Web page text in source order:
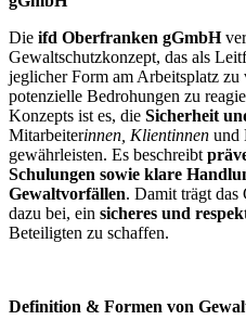
Die ifd Oberfranken gGmbH
Gewaltschutzkonzept, das als
jeglicher Form am Arbeitsplatz zu
potenzielle Bedrohungen zu
Konzepts ist es, die Sicherheit
Mitarbeiterinnen, Klientinnen und
gewährleisten. Es beschreibt
Schulungen sowie klare
Gewaltvorfällen. Damit trägt das
dazu bei, ein sicheres und
Beteiligten zu schaffen.
Definition & Formen von